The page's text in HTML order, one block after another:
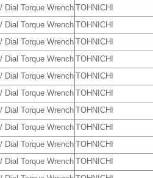
Torque WrenchTOHNICHI
Torque WrenchTOHNICHI
Torque WrenchTOHNICHI
Torque WrenchTOHNICHI
Torque WrenchTOHNICHI
Torque WrenchTOHNICHI
Torque WrenchTOHNICHI
Torque WrenchTOHNICHI
Torque WrenchTOHNICHI
Torque WrenchTOHNICHI